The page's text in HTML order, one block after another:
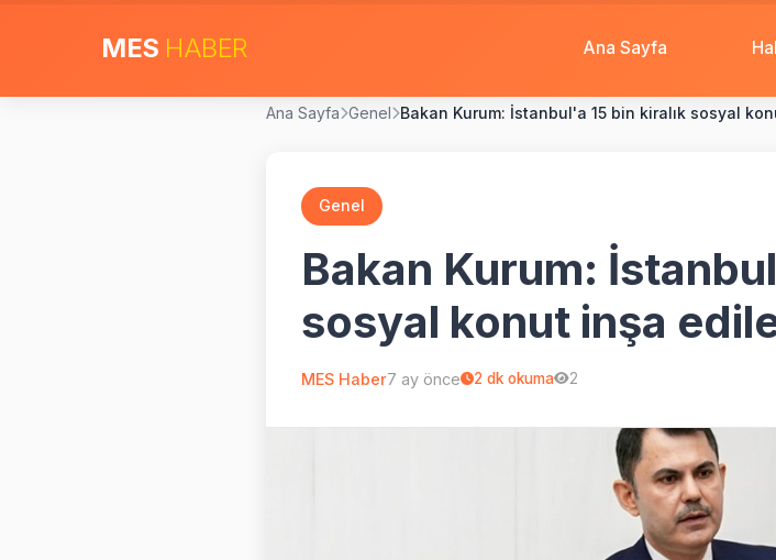
MES HABER Ana Sayfa
Ana Sayfa Genel Bakan Kurum: İstanbul'a 15 bin kiralık sosyal
Genel
Bakan Kurum:
sosyal konut inşa
MES Haber7 ay önce 2 dk okuma 2